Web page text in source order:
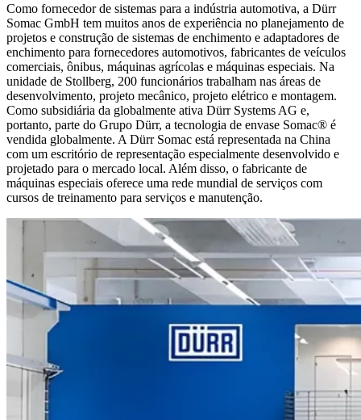
Como fornecedor de sistemas para a indústria automotiva, a Dürr
Somac GmbH tem muitos anos de experiência no planejamento de
projetos e construção de sistemas de enchimento e adaptadores de
enchimento para fornecedores automotivos, fabricantes de veículos
comerciais, ônibus, máquinas agrícolas e máquinas especiais. Na
unidade de Stollberg, 200 funcionários trabalham nas áreas de
desenvolvimento, projeto mecânico, projeto elétrico e montagem.
Como subsidiária da globalmente ativa Dürr Systems AG e,
portanto, parte do Grupo Dürr, a tecnologia de envase Somac® é
vendida globalmente. A Dürr Somac está representada na China
com um escritório de representação especialmente desenvolvido e
projetado para o mercado local. Além disso, o fabricante de
máquinas especiais oferece uma rede mundial de serviços com
cursos de treinamento para serviços e manutenção.